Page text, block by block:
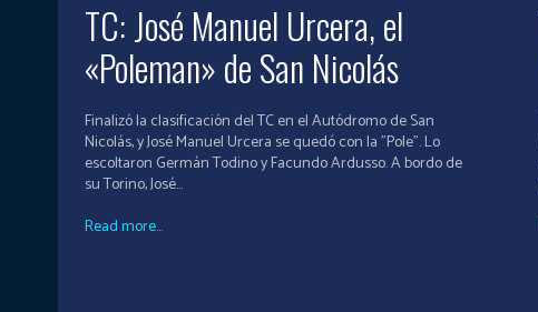
TC: José Manuel Urcera, el
«Poleman» de San Nicolás
Finalizó la clasificación del TC en el Autódromo de San
Nicolás, y José Manuel Urcera se quedó con la "Pole". Lo
escoltaron Germán Todino y Facundo Ardusso. A bordo de
su Torino, José...
Read more...